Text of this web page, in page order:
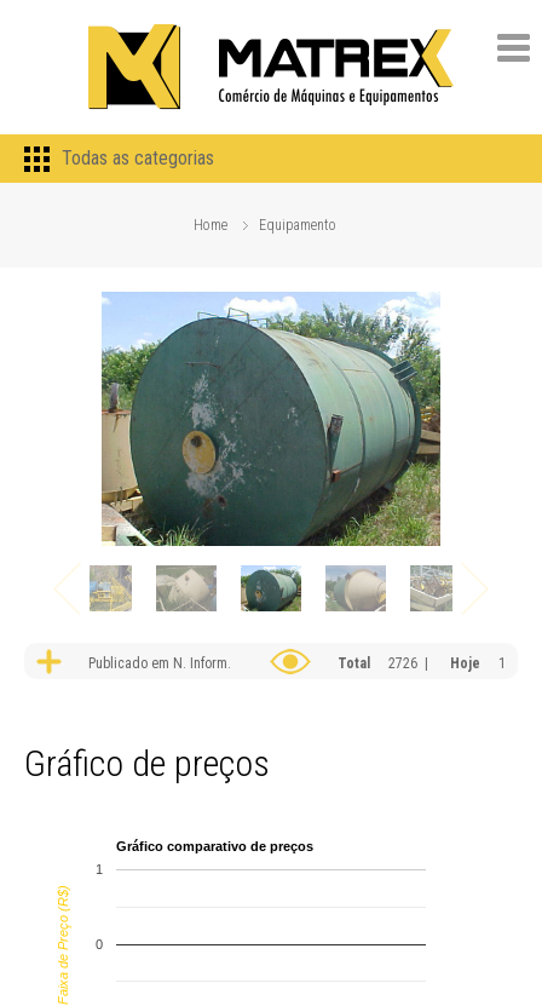
Todas as categorias
Home Equipamento
Publicado em N. Inform. Total 2726 | Hoje 1
Gráfico de preços
Gráfico comparativo de preços
0
1
Faixa de Preço (R$)